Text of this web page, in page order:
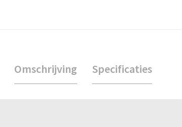
Omschrijving Specificaties